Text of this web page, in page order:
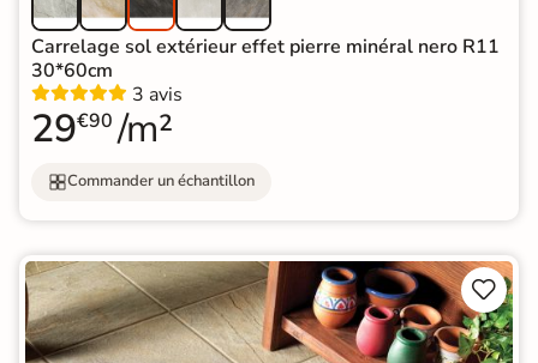
Carrelage sol extérieur effet pierre minéral nero R11
30*60cm
3 avis
29€90 /m²
Commander un échantillon

